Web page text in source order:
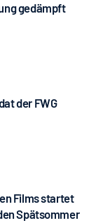
gedämpft
der FWG
Films startet
Spätsommer